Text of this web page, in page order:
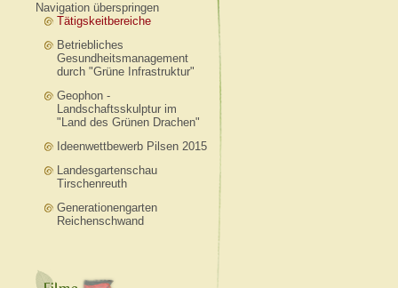
Navigation überspringen
Tätigskeitbereiche
Betriebliches
Gesundheitsmanagement
durch "Grüne Infrastruktur"
Geophon -
Landschaftsskulptur im
"Land des Grünen Drachen"
Ideenwettbewerb Pilsen 2015
Landesgartenschau
Tirschenreuth
Generationengarten
Reichenschwand